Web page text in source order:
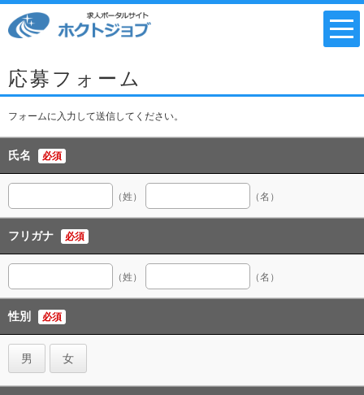
応募フォーム
フォームに入力して送信してください。
氏名 必須
（姓） （名）
フリガナ 必須
（姓） （名）
性別 必須
男 女